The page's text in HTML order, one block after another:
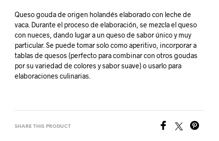
Queso gouda de origen holandés elaborado con leche de
vaca. Durante el proceso de elaboración, se mezcla el queso
con nueces, dando lugar a un queso de sabor único y muy
particular. Se puede tomar solo como aperitivo, incorporar a
tablas de quesos (perfecto para combinar con otros goudas
por su variedad de colores y sabor suave) o usarlo para
elaboraciones culinarias.
SHARE THIS PRODUCT